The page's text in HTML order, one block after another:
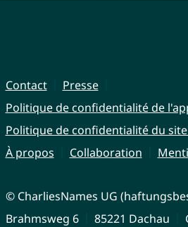
Contact
Presse
Politique de confidentialité de
Politique de confidentialité du
À propos
Collaboration
© CharliesNames UG
Brahmsweg 6
85221 Dachau